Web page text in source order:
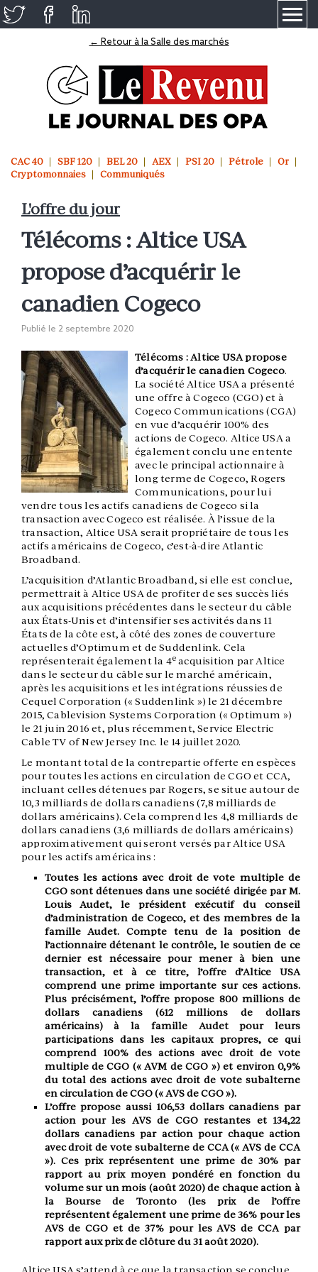
← Retour à la Salle des marchés
CAC 40 SBF 120 BEL 20 AEX PSI 20 Pétrole
Or
Cryptomonnaies
Communiqués
L'offre du jour
Télécoms : Altice USA
propose d’acquérir le
canadien Cogeco
Publié le 2 septembre 2020
Télécoms : Altice USA propose
d’acquérir le canadien Cogeco.
La société Altice USA a présenté
une offre à Cogeco (CGO) et à
Cogeco Communications (CGA)
en vue d’acquérir 100% des
actions de Cogeco. Altice USA a
également conclu une entente
avec le principal actionnaire à
long terme de Cogeco, Rogers
Communications, pour lui
vendre tous les actifs canadiens de Cogeco si la
transaction avec Cogeco est réalisée. À l’issue de la
transaction, Altice USA serait propriétaire de tous les
actifs américains de Cogeco, c’est-à-dire Atlantic
Broadband.
L’acquisition d’Atlantic Broadband, si elle est conclue,
permettrait à Altice USA de profiter de ses succès liés
aux acquisitions précédentes dans le secteur du câble
aux États-Unis et d’intensifier ses activités dans 11
États de la côte est, à côté des zones de couverture
actuelles d’Optimum et de Suddenlink. Cela
représenterait également la 4e acquisition par Altice
dans le secteur du câble sur le marché américain,
après les acquisitions et les intégrations réussies de
Cequel Corporation (« Suddenlink ») le 21 décembre
2015, Cablevision Systems Corporation (« Optimum »)
le 21 juin 2016 et, plus récemment, Service Electric
Cable TV of New Jersey Inc. le 14 juillet 2020.
Le montant total de la contrepartie offerte en espèces
pour toutes les actions en circulation de CGO et CCA,
incluant celles détenues par Rogers, se situe autour de
10,3 milliards de dollars canadiens (7,8 milliards de
dollars américains). Cela comprend les 4,8 milliards de
dollars canadiens (3,6 milliards de dollars américains)
approximativement qui seront versés par Altice USA
pour les actifs américains :
Toutes les actions avec droit de vote multiple de
CGO sont détenues dans une société dirigée par M.
Louis Audet, le président exécutif du conseil
d’administration de Cogeco, et des membres de la
famille Audet. Compte tenu de la position de
l’actionnaire détenant le contrôle, le soutien de ce
dernier est nécessaire pour mener à bien une
transaction, et à ce titre, l’offre d’Altice USA
comprend une prime importante sur ces actions.
Plus précisément, l’offre propose 800 millions de
dollars canadiens (612 millions de dollars
américains) à la famille Audet pour leurs
participations dans les capitaux propres, ce qui
comprend 100% des actions avec droit de vote
multiple de CGO (« AVM de CGO ») et environ 0,9%
du total des actions avec droit de vote subalterne
en circulation de CGO (« AVS de CGO »).
L’offre propose aussi 106,53 dollars canadiens par
action pour les AVS de CGO restantes et 134,22
dollars canadiens par action pour chaque action
avec droit de vote subalterne de CCA (« AVS de CCA
»). Ces prix représentent une prime de 30% par
rapport au prix moyen pondéré en fonction du
volume sur un mois (août 2020) de chaque action à
la Bourse de Toronto (les prix de l’offre
représentent également une prime de 36% pour les
AVS de CGO et de 37% pour les AVS de CCA par
rapport aux prix de clôture du 31 août 2020).